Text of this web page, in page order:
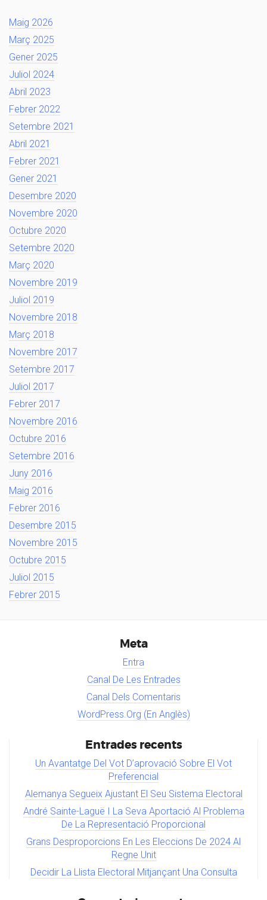
Maig 2026
Març 2025
Gener 2025
Juliol 2024
Abril 2023
Febrer 2022
Setembre 2021
Abril 2021
Febrer 2021
Gener 2021
Desembre 2020
Novembre 2020
Octubre 2020
Setembre 2020
Març 2020
Novembre 2019
Juliol 2019
Novembre 2018
Març 2018
Novembre 2017
Setembre 2017
Juliol 2017
Febrer 2017
Novembre 2016
Octubre 2016
Setembre 2016
Juny 2016
Maig 2016
Febrer 2016
Desembre 2015
Novembre 2015
Octubre 2015
Juliol 2015
Febrer 2015
Meta
Entra
Canal De Les Entrades
Canal Dels Comentaris
WordPress.org (en Anglès)
Entrades recents
Un Avantatge Del Vot D’aprovació Sobre El Vot
Preferencial
Alemanya Segueix Ajustant El Seu Sistema Electoral
André Sainte-Laguë I La Seva Aportació Al Problema
De La Representació Proporcional
Grans Desproporcions En Les Eleccions De 2024 Al
Regne Unit
Decidir La Llista Electoral Mitjançant Una Consulta